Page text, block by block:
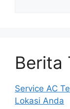
Berita
Service AC
Lokasi Anda